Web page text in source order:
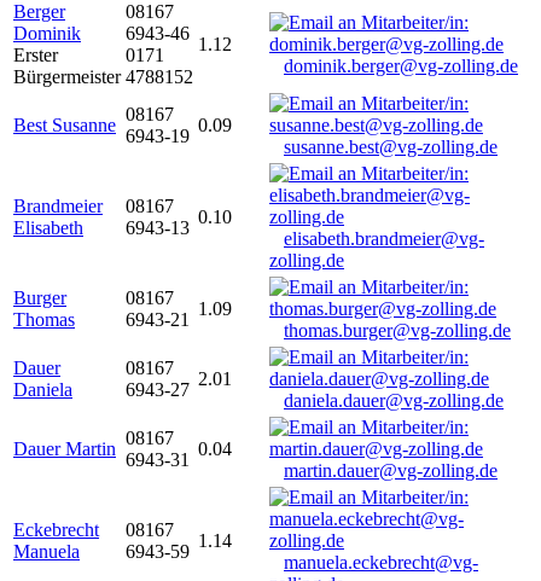
Berger
Dominik
Erster
Bürgermeister
08167
6943-46
0171
4788152
1.12
dominik.berger@vg-zolling.de
Best Susanne
08167
6943-19
0.09
susanne.best@vg-zolling.de
Brandmeier
Elisabeth
08167
6943-13
0.10
elisabeth.brandmeier@vg-
zolling.de
Burger
Thomas
08167
6943-21
1.09
thomas.burger@vg-zolling.de
Dauer
Daniela
08167
6943-27
2.01
daniela.dauer@vg-zolling.de
Dauer Martin
08167
6943-31
0.04
martin.dauer@vg-zolling.de
Eckebrecht
Manuela
08167
6943-59
1.14
manuela.eckebrecht@vg-